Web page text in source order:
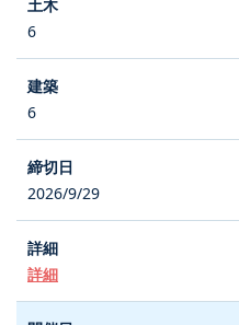
6
6
2026/9/29
詳細